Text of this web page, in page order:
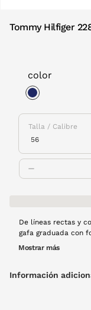
Tommy Hilfiger
color
Talla / Calibre
De líneas rectas y
gafa graduada con
azul marino con
con espíritu
Mostrar más
Información